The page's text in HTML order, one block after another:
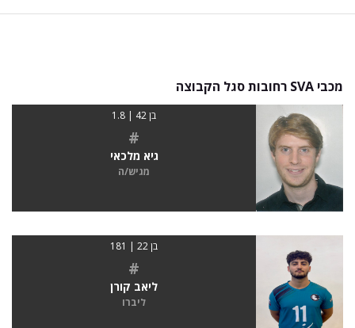
מכבי SVA רחובות סגל הקבוצה
בן 42 | 1.8
#
גיא מלכאי
מגיש/ה
בן 22 | 181
#
ליאב קורן
ליברו